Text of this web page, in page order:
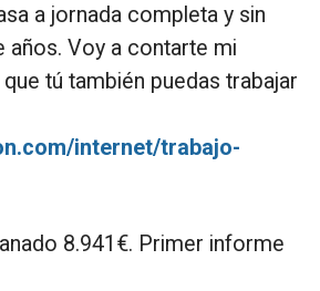
a jornada completa y sin
años. Voy a contarte mi
tú también puedas trabajar
internet/trabajo-
8.941€. Primer informe